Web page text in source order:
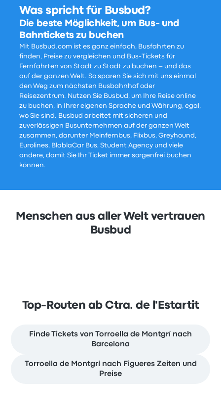
Was spricht für Busbud?
Die beste Möglichkeit, um Bus- und
Bahntickets zu buchen
Mit Busbud.com ist es ganz einfach, Busfahrten zu
finden, Preise zu vergleichen und Bus-Tickets für
Fernfahrten von Stadt zu Stadt zu buchen – und das
auf der ganzen Welt. So sparen Sie sich mit uns einmal
den Weg zum nächsten Busbahnhof oder
Reisezentrum. Nutzen Sie Busbud, um Ihre Reise online
zu buchen, in Ihrer eigenen Sprache und Währung, egal,
wo Sie sind. Busbud arbeitet mit sicheren und
zuverlässigen Busunternehmen auf der ganzen Welt
zusammen, darunter Meinfernbus, Flixbus, Greyhound,
Eurolines, BlablaCar Bus, Student Agency und viele
andere, damit Sie Ihr Ticket immer sorgenfrei buchen
können.
Menschen aus aller Welt vertrauen
Busbud
Top-Routen ab Ctra. de l'Estartit
Finde Tickets von Torroella de Montgrí nach
Barcelona
Torroella de Montgrí nach Figueres Zeiten und
Preise